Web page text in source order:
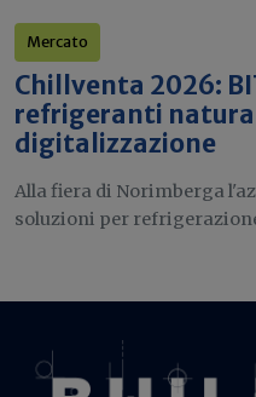
Mercato
Chillventa 2026:
refrigeranti
digitalizzazione
Alla fiera di Norimberga
soluzioni per